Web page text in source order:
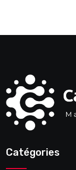
Catégories